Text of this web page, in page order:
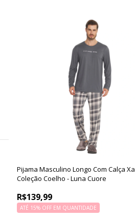
Pijama Masculino Longo Com Calça
Coleção Coelho - Luna Cuore
R$139,99
ATÉ 15% OFF EM QUANTIDADE